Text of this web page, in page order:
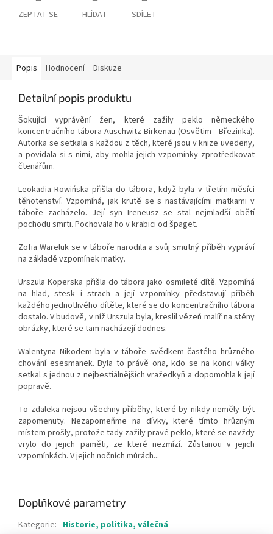
ZEPTAT SE HLÍDAT SDÍLET
Popis Hodnocení Diskuze
Detailní popis produktu
Šokující vyprávění žen, které zažily peklo německého
koncentračního tábora Auschwitz Birkenau (Osvětim - Březinka).
Autorka se setkala s každou z těch, které jsou v knize uvedeny,
a povídala si s nimi, aby mohla jejich vzpomínky zprotředkovat
čtenářům.
Leokadia Rowińska přišla do tábora, když byla v třetím měsíci
těhotenství. Vzpomíná, jak krutě se s nastávajícími matkami v
táboře zacházelo. Její syn Ireneusz se stal nejmladší obětí
pochodu smrti. Pochovala ho v krabici od špaget.
Zofia Wareluk se v táboře narodila a svůj smutný příběh vypráví
na základě vzpomínek matky.
Urszula Koperska přišla do tábora jako osmileté dítě. Vzpomíná
na hlad, stesk i strach a její vzpomínky představují příběh
každého jednotlivého dítěte, které se do koncentračního tábora
dostalo. V budově, v níž Urszula byla, kreslil vězeň malíř na stěny
obrázky, které se tam nacházejí dodnes.
Walentyna Nikodem byla v táboře svědkem častého hrůzného
chování esesmanek. Byla to právě ona, kdo se na konci války
setkal s jednou z nejbestiálnějších vražedkyň a dopomohla k její
popravě.
To zdaleka nejsou všechny příběhy, které by nikdy neměly být
zapomenuty. Nezapomeňme na dívky, které tímto hrůzným
místem prošly, protože tady zažily pravé peklo, které se navždy
vrylo do jejich paměti, ze které nezmízí. Zůstanou v jejich
vzpomínkách. V jejich nočních můrách...
Doplňkové parametry
Kategorie: Historie, politika, válečná